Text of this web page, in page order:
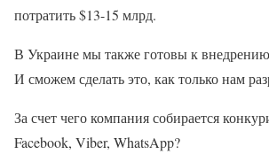
потратить $13-15 млрд.
В Украине мы также готовы к
И сможем сделать это, как только нам
За счет чего компания собирается
Facebook, Viber, WhatsApp?